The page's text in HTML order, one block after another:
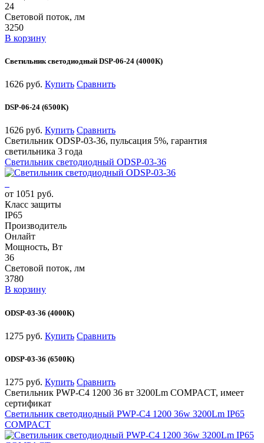
24
Световой поток, лм
3250
В корзину
Светильник светодиодный DSP-06-24 (4000К)
1626 руб. Купить Сравнить
DSP-06-24 (6500К)
1626 руб. Купить Сравнить
Светильник ODSP-03-36, пульсация 5%, гарантия
светильника 3 года
Светильник светодиодный ODSP-03-36
от 1051 руб.
Класс защиты
IP65
Производитель
Онлайт
Мощность, Вт
36
Световой поток, лм
3780
В корзину
ODSP-03-36 (4000К)
1275 руб. Купить Сравнить
ODSP-03-36 (6500К)
1275 руб. Купить Сравнить
Светильник PWP-С4 1200 36 вт 3200Lm COMPACT, имеет
сертификат
Светильник светодиодный PWP-С4 1200 36w 3200Lm IP65
COMPACT